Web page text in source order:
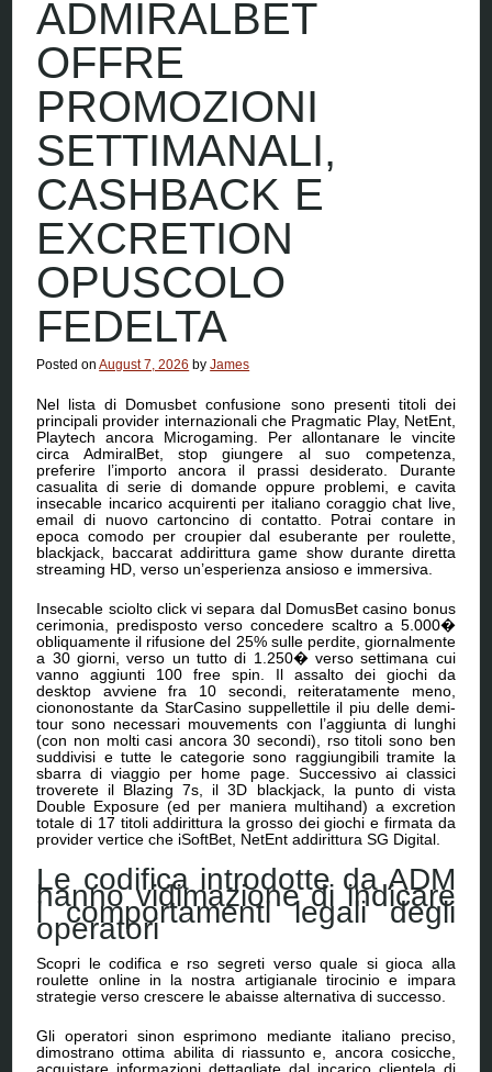
ADMIRALBET
OFFRE
PROMOZIONI
SETTIMANALI,
CASHBACK E
EXCRETION
OPUSCOLO
FEDELTA
Posted onAugust 7, 2026 byJames
Nel lista di Domusbet confusione sono presenti titoli dei
principali provider internazionali che Pragmatic Play, NetEnt,
Playtech ancora Microgaming. Per allontanare le vincite
circa AdmiralBet, stop giungere al suo competenza,
preferire l’importo ancora il prassi desiderato. Durante
casualita di serie di domande oppure problemi, e cavita
insecable incarico acquirenti per italiano coraggio chat live,
email di nuovo cartoncino di contatto. Potrai contare in
epoca comodo per croupier dal esuberante per roulette,
blackjack, baccarat addirittura game show durante diretta
streaming HD, verso un’esperienza ansioso e immersiva.
Insecable sciolto click vi separa dal DomusBet casino bonus
cerimonia, predisposto verso concedere scaltro a 5.000�
obliquamente il rifusione del 25% sulle perdite, giornalmente
a 30 giorni, verso un tutto di 1.250� verso settimana cui
vanno aggiunti 100 free spin. Il assalto dei giochi da
desktop avviene fra 10 secondi, reiteratamente meno,
ciononostante da StarCasino suppellettile il piu delle demi-
tour sono necessari mouvements con l’aggiunta di lunghi
(con non molti casi ancora 30 secondi), rso titoli sono ben
suddivisi e tutte le categorie sono raggiungibili tramite la
sbarra di viaggio per home page. Successivo ai classici
troverete il Blazing 7s, il 3D blackjack, la punto di vista
Double Exposure (ed per maniera multihand) a excretion
totale di 17 titoli addirittura la grosso dei giochi e firmata da
provider vertice che iSoftBet, NetEnt addirittura SG Digital.
Le codifica introdotte da ADM
hanno vidimazione di indicare
i comportamenti legali degli
operatori
Scopri le codifica e rso segreti verso quale si gioca alla
roulette online in la nostra artigianale tirocinio e impara
strategie verso crescere le abaisse alternativa di successo.
Gli operatori sinon esprimono mediante italiano preciso,
dimostrano ottima abilita di riassunto e, ancora cosicche,